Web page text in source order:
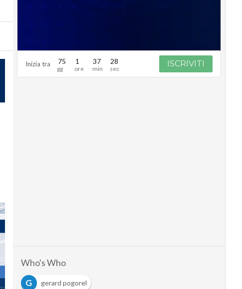
Inizia tra 75 1 37 27 ISCRIVITI
Who's Who
G
gerard pogorel